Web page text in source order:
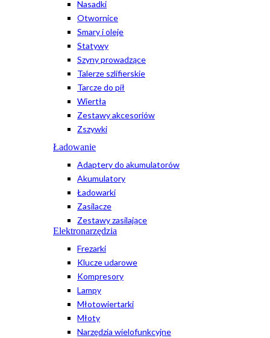
Nasadki
Otwornice
Smary i oleje
Statywy
Szyny prowadzące
Talerze szlifierskie
Tarcze do pił
Wiertła
Zestawy akcesoriów
Zszywki
Ładowanie
Adaptery do akumulatorów
Akumulatory
Ładowarki
Zasilacze
Zestawy zasilające
Elektronarzędzia
Frezarki
Klucze udarowe
Kompresory
Lampy
Młotowiertarki
Młoty
Narzędzia wielofunkcyjne